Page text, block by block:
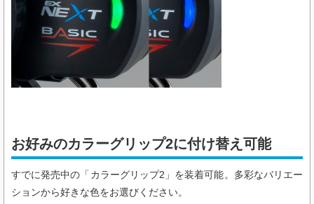
お好みのカラーグリップ2に付け替え可能
すでに発売中の「カラーグリップ2」を装着可能。多彩なバリエー
ションから好きな色をお選びください。